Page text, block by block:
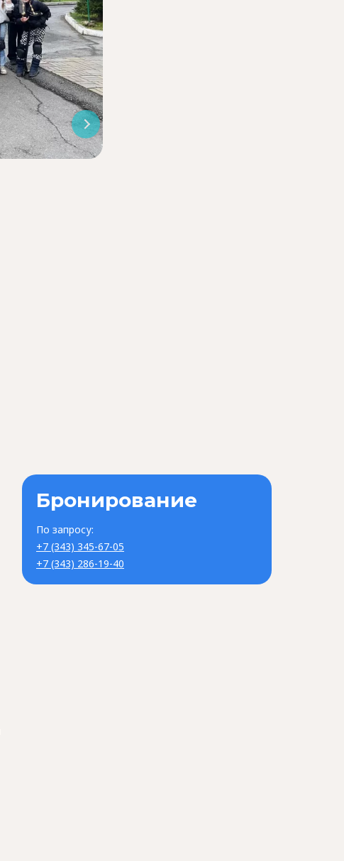
Бронирование
По запросу:
+7 (343) 345-67-05
+7 (343) 286-19-40